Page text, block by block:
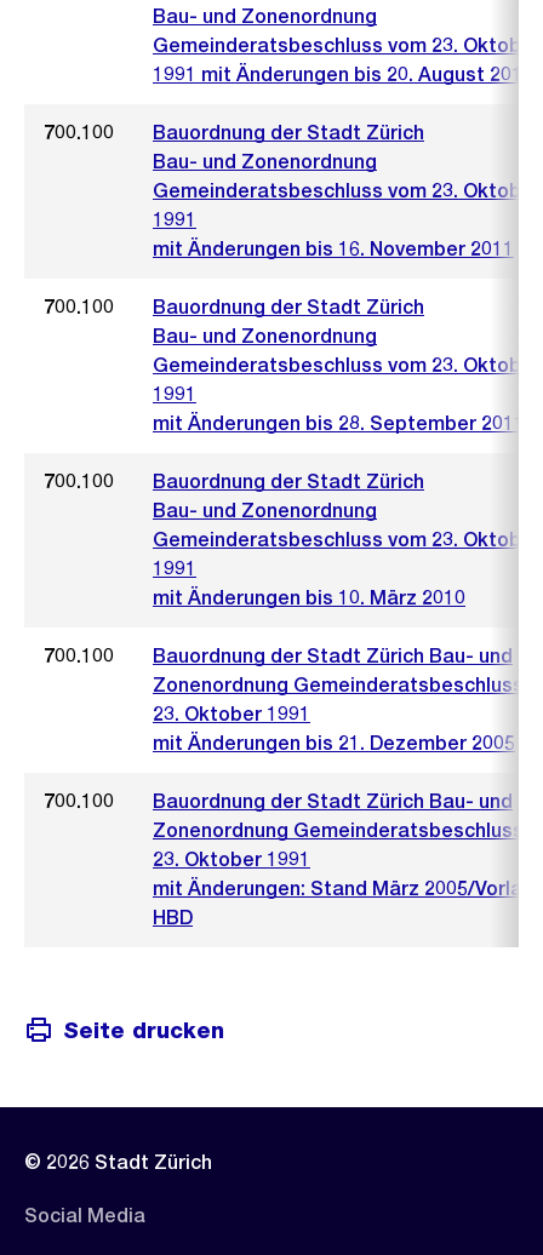
Bau- und Zonenordnung
Gemeinderatsbeschluss vom 23. Oktober
1991 mit Änderungen bis 20. August 2014
700.100
Bauordnung der Stadt Zürich
Bau- und Zonenordnung
Gemeinderatsbeschluss vom 23. Oktober
1991
mit Änderungen bis 16. November 2011
700.100
Bauordnung der Stadt Zürich
Bau- und Zonenordnung
Gemeinderatsbeschluss vom 23. Oktober
1991
mit Änderungen bis 28. September 2011
700.100
Bauordnung der Stadt Zürich
Bau- und Zonenordnung
Gemeinderatsbeschluss vom 23. Oktober
1991
mit Änderungen bis 10. März 2010
700.100
Bauordnung der Stadt Zürich Bau- und
Zonenordnung Gemeinderatsbeschluss
23. Oktober 1991
mit Änderungen bis 21. Dezember 2005
700.100
Bauordnung der Stadt Zürich Bau- und
Zonenordnung Gemeinderatsbeschluss
23. Oktober 1991
mit Änderungen: Stand März 2005/
HBD
Seite drucken
© 2026 Stadt Zürich
Social Media